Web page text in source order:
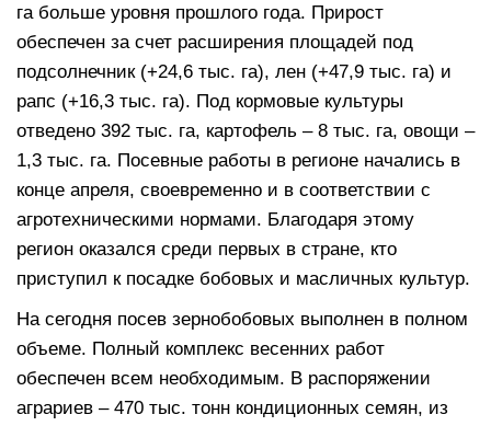
га больше уровня прошлого года. Прирост
обеспечен за счет расширения площадей под
подсолнечник (+24,6 тыс. га), лен (+47,9 тыс. га) и
рапс (+16,3 тыс. га). Под кормовые культуры
отведено 392 тыс. га, картофель – 8 тыс. га, овощи –
1,3 тыс. га. Посевные работы в регионе начались в
конце апреля, своевременно и в соответствии с
агротехническими нормами. Благодаря этому
регион оказался среди первых в стране, кто
приступил к посадке бобовых и масличных культур.
На сегодня посев зернобобовых выполнен в полном
объеме. Полный комплекс весенних работ
обеспечен всем необходимым. В распоряжении
аграриев – 470 тыс. тонн кондиционных семян, из